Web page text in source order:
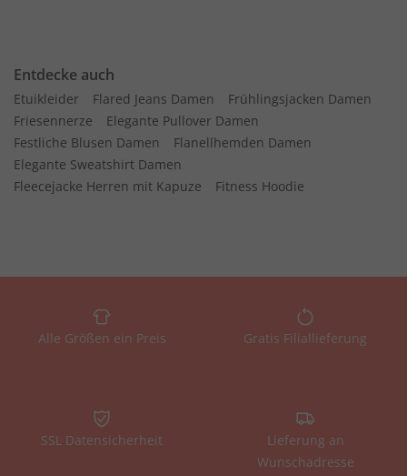
Entdecke auch
Etuikleider Flared Jeans Damen
Frühlingsjacken Damen
Friesennerze
Elegante Pullover Damen
Festliche Blusen Damen
Flanellhemden Damen
Elegante Sweatshirt Damen
Fleecejacke Herren mit Kapuze
Fitness Hoodie
Alle Größen ein Preis Gratis Filiallieferung
SSL Datensicherheit
Lieferung an
Wunschadresse